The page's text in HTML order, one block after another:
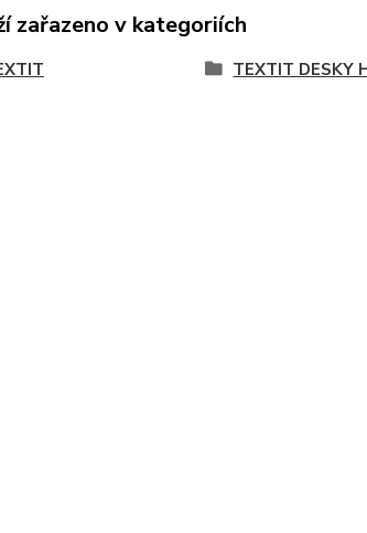
zařazeno v kategoriích
TEXTIT DESKY